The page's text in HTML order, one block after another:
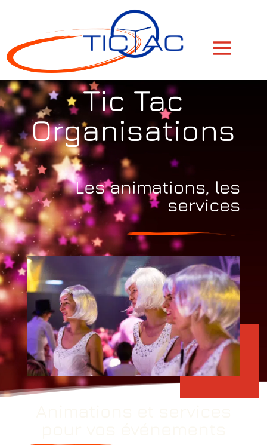
Lecteur
vidéo
Tic Tac
Organisations
Les animations, les
services